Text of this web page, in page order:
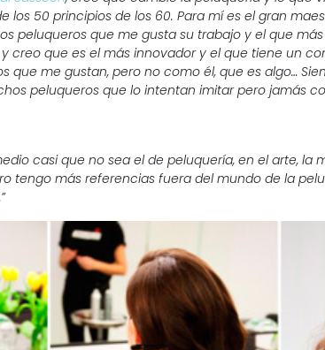
los 50 principios de los 60. Para mí es el gran
peluqueros que me gusta su trabajo y el que
creo que es el más innovador y el que tiene un
que me gustan, pero no como él, que es algo…
peluqueros que lo intentan imitar pero jamás
casi que no sea el de peluquería, en el arte, la
tengo más referencias fuera del mundo de la